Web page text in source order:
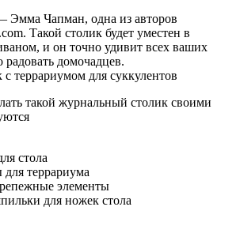
Эмма Чапман, одна из авторов
Такой столик будет уместен в
и он точно удивит всех ваших
радовать домочадцев.
такой журнальный столик своими
стола
террариума
элементы
для ножек стола